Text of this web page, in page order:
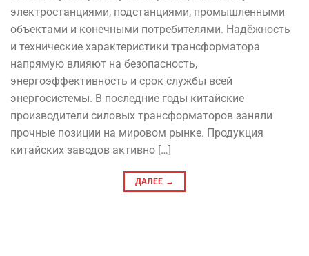
электростанциями, подстанциями, промышленными
объектами и конечными потребителями. Надёжность
и технические характеристики трансформатора
напрямую влияют на безопасность,
энергоэффективность и срок службы всей
энергосистемы. В последние годы китайские
производители силовых трансформаторов заняли
прочные позиции на мировом рынке. Продукция
китайских заводов активно […]
ДАЛЕЕ →